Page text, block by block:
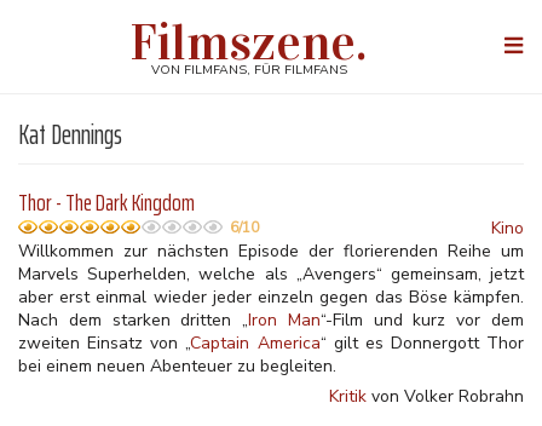
Filmszene.
VON FILMFANS, FÜR FILMFANS
Kat Dennings
Thor - The Dark Kingdom
6/10
Kino
Willkommen zur nächsten Episode der florierenden Reihe um
Marvels Superhelden, welche als „Avengers“ gemeinsam, jetzt
aber erst einmal wieder jeder einzeln gegen das Böse kämpfen.
Nach dem starken dritten „Iron Man“-Film und kurz vor dem
zweiten Einsatz von „Captain America“ gilt es Donnergott Thor
bei einem neuen Abenteuer zu begleiten.
Kritik von Volker Robrahn